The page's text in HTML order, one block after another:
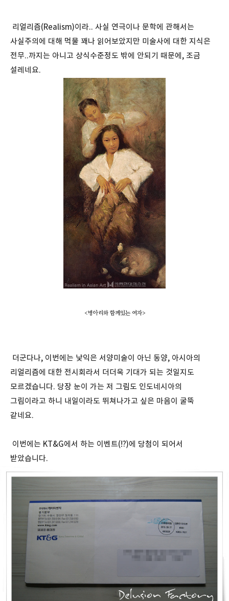
리얼리즘(Realism)이라.. 사실 연극이나 문학에 관해서는
사실주의에 대해 먹물 꽤나 읽어보았지만 미술사에 대한 지식은
전무..까지는 아니고 상식수준정도 밖에 안되기 때문에, 조금
설레네요.
<병아리와 함께있는 여자>
더군다나, 이번에는 낯익은 서양미술이 아닌 동양, 아시아의
리얼리즘에 대한 전시회라서 더더욱 기대가 되는 것일지도
모르겠습니다. 당장 눈이 가는 저 그림도 인도네시아의
그림이라고 하니 내일이라도 뛰쳐나가고 싶은 마음이 굴뚝
같네요.
이번에는 KT&G에서 하는 이벤트(!?)에 당첨이 되어서
받았습니다.